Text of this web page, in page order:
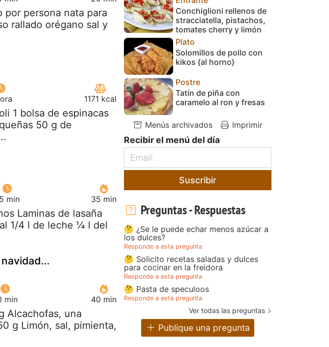
por persona nata para
rallado orégano sal y
1171 kcal
1 bolsa de espinacas
50 g de
min 35 min
Laminas de lasaña
1/4 l de leche ¼ l del
min 40 min
Alcachofas, una
g Limón, sal, pimienta,
Conchiglioni rellenos de
stracciatella, pistachos,
tomates cherry y limón
Plato
Solomillos de pollo con
kikos {al horno}
Postre
Tatín de piña con
caramelo al ron y fresas
Menús archivados Imprimir
Recibir el menú del día
Suscribir
Preguntas - Respuestas
🤔 ¿Se le puede echar menos azúcar a
los dulces?
Responde a esta pregunta
🤔 Solicito recetas saladas y dulces
para cocinar en la freidora
Responde a esta pregunta
🤔 Pasta de speculoos
Responde a esta pregunta
Ver todas las preguntas
Publique una pregunta